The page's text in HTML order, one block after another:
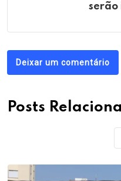
serão
Deixar um comentário
Posts